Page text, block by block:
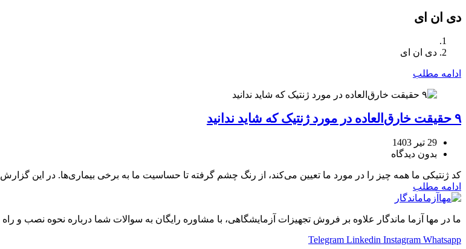
دی ان ای
دی ان ای
ادامه مطلب
۹ حقیقت خارق‌العاده در مورد ژنتیک که شاید ندانید
29 تیر 1403
بدون دیدگاه
کد ژنتیکی ما همه چیز را در مورد ما تعیین می‌کند، از رنگ چشم گرفته تا حساسیت ما به برخی بیماری‌ها. در این گزارش می‌توانید ۹ حقیقت
ادامه مطلب
ما در مها آزما ماندگار علاوه بر فروش تجهیزات آزمایشگاهی، با مشاوره رایگان به سوالات شما درباره نحوه نصب و راه
Telegram Linkedin Instagram Whatsapp